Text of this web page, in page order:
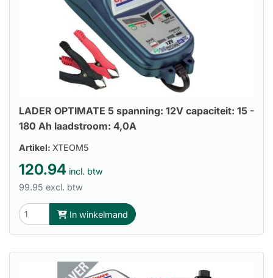
LADER OPTIMATE 5 spanning: 12V capaciteit: 15 -
180 Ah laadstroom: 4,0A
Artikel: XTEOM5
120.94 incl. btw
99.95 excl. btw
In winkelmand